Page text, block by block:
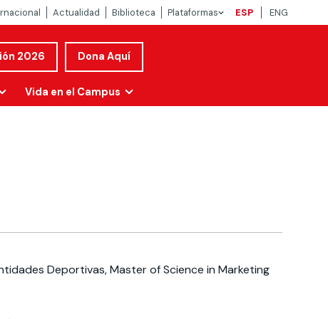
Actualidad Biblioteca Plataformas ESP ENG
2026 Dona Aquí
Vida en el Campus
Deportivas, Master of Science in Marketing